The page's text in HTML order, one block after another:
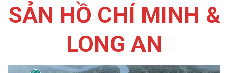
SẢN HỒ CHÍ MINH &
LONG AN